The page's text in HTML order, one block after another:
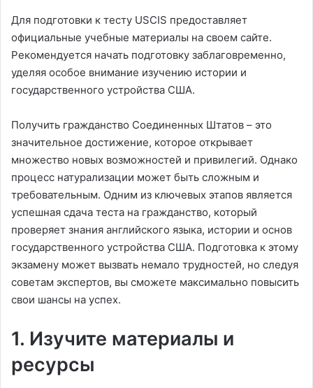
Для подготовки к тесту USCIS предоставляет
официальные учебные материалы на своем сайте.
Рекомендуется начать подготовку заблаговременно,
уделяя особое внимание изучению истории и
государственного устройства США.
Получить гражданство Соединенных Штатов – это
значительное достижение, которое открывает
множество новых возможностей и привилегий. Однако
процесс натурализации может быть сложным и
требовательным. Одним из ключевых этапов является
успешная сдача теста на гражданство, который
проверяет знания английского языка, истории и основ
государственного устройства США. Подготовка к этому
экзамену может вызвать немало трудностей, но следуя
советам экспертов, вы сможете максимально повысить
свои шансы на успех.
1. Изучите материалы и
ресурсы